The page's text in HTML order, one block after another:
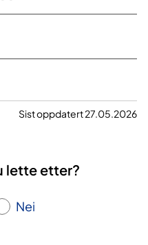
Sist oppdatert 27.05.2026
lette etter?
Nei